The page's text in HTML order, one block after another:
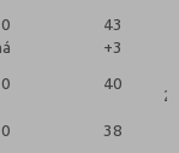
43
+3
40
2
38